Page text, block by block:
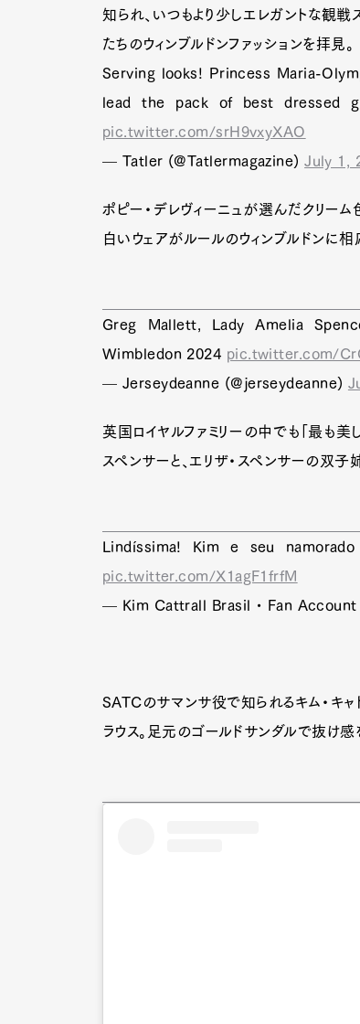
知られ、いつもより少しエレガントな観
たちのウィンブルドンファッションを拝見。
Serving looks! Princess Maria-
lead the pack of best dressed
pic.twitter.com/srH9vxyXAO
— Tatler (@Tatlermagazine)July 1,
ポピー・デレヴィーニュが選んだクリー
白いウェアがルールのウィンブルドンに相
Greg Mallett, Lady Amelia
Wimbledon 2024 pic.twitter.com/
— Jerseydeanne (@jerseydeanne)
英国ロイヤルファミリーの中でも「最も美
スペンサーと、エリザ・スペンサーの双子
Lindíssima! Kim e seu
pic.twitter.com/X1agF1frfM
— Kim Cattrall Brasil • Fan Account
SATCのサマンサ役で知られるキム・キャ
ラウス。足元のゴールドサンダルで抜け感